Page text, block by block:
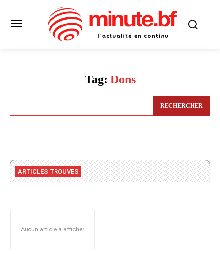
Tag: Dons
RECHERCHER
ARTICLES TROUVES
Aucun article à afficher